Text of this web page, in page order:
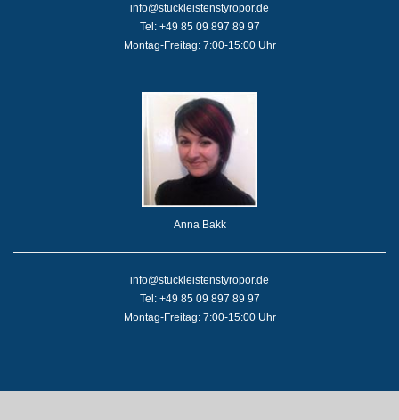
info@stuckleistenstyropor.de
Tel: +49 85 09 897 89 97
Montag-Freitag: 7:00-15:00 Uhr
Anna Bakk
info@stuckleistenstyropor.de
Tel: +49 85 09 897 89 97
Montag-Freitag: 7:00-15:00 Uhr